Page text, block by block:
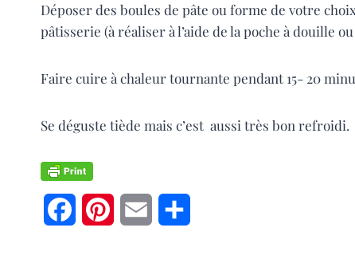
Déposer des boules de pâte ou forme de votre
pâtisserie (à réaliser à l’aide de la poche à douille
Faire cuire à chaleur tournante pendant 15- 20
Se déguste tiède mais c’est aussi très bon refroidi.